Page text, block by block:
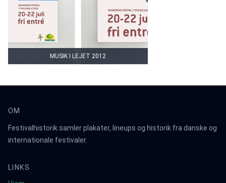
MUSIK I LEJET 2012
OM
Festivalhistorik samler plakater, lineups og historik fra danske og
internationale festivaler.
LINKS